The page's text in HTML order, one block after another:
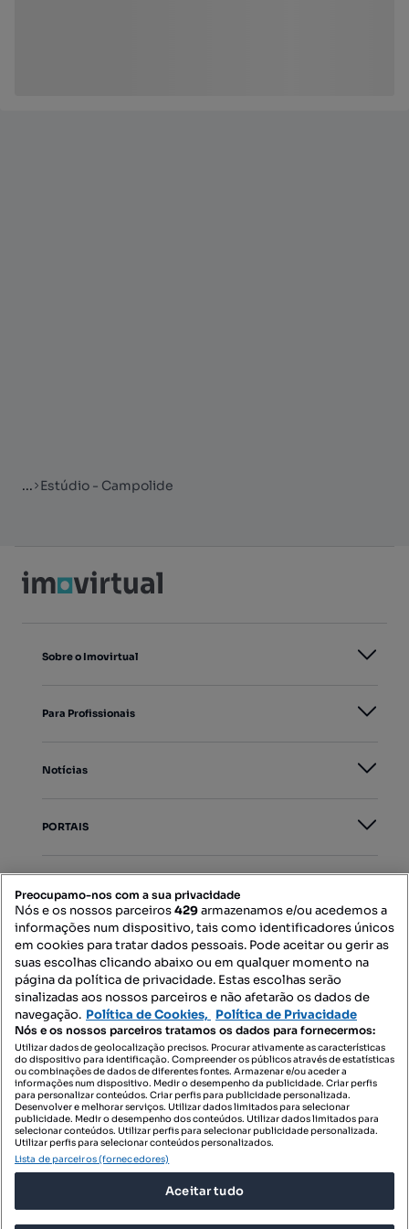
... Estúdio - Campolide
Sobre o Imovirtual
Para Profissionais
Notícias
PORTAIS
Contacte-nos
SIGA-NOS:
DESCARREGAR NA:
© 2026 Imovirtual.com, OLX Portugal, S.A.
Preocupamo-nos com a sua privacidade
Nós e os nossos parceiros429armazenamos e/ou acedemos a
informações num dispositivo, tais como identificadores únicos
em cookies para tratar dados pessoais. Pode aceitar ou gerir as
suas escolhas clicando abaixo ou em qualquer momento na
página da política de privacidade. Estas escolhas serão
sinalizadas aos nossos parceiros e não afetarão os dados de
navegação. Política de Cookies, Política de Privacidade
Nós e os nossos parceiros tratamos os dados para fornecermos:
Utilizar dados de geolocalização precisos. Procurar ativamente as características
do dispositivo para identificação. Compreender os públicos através de estatísticas
ou combinações de dados de diferentes fontes. Armazenar e/ou aceder a
informações num dispositivo. Medir o desempenho da publicidade. Criar perfis
para personalizar conteúdos. Criar perfis para publicidade personalizada.
Desenvolver e melhorar serviços. Utilizar dados limitados para selecionar
publicidade. Medir o desempenho dos conteúdos. Utilizar dados limitados para
selecionar conteúdos. Utilizar perfis para selecionar publicidade personalizada.
Utilizar perfis para selecionar conteúdos personalizados.
Lista de parceiros (fornecedores)
Aceitar tudo